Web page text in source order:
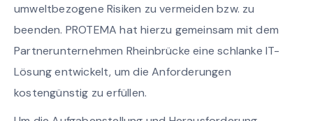
umweltbezogene Risiken zu vermeiden bzw. zu
beenden. PROTEMA hat hierzu gemeinsam mit dem
Partnerunternehmen Rheinbrücke eine schlanke IT-
Lösung entwickelt, um die Anforderungen
kostengünstig zu erfüllen.